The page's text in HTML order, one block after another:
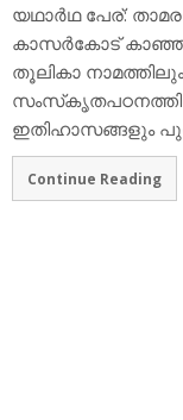
യഥാര്‍ഥ പേര്:
കാസര്‍കോട്
തൂലികാ
ഇതിഹാസങ്ങളും
Continue Reading